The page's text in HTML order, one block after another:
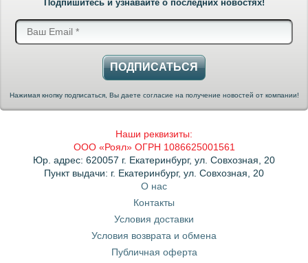
Подпишитесь и узнавайте о последних новостях!
ПОДПИСАТЬСЯ
Нажимая кнопку подписаться, Вы даете согласие на получение новостей от компании!
Наши реквизиты:
ООО «Роял» ОГРН 1086625001561
Юр. адрес: 620057 г. Екатеринбург, ул. Совхозная, 20
Пункт выдачи: г. Екатеринбург, ул. Совхозная, 20
О нас
Контакты
Условия доставки
Условия возврата и обмена
Публичная оферта